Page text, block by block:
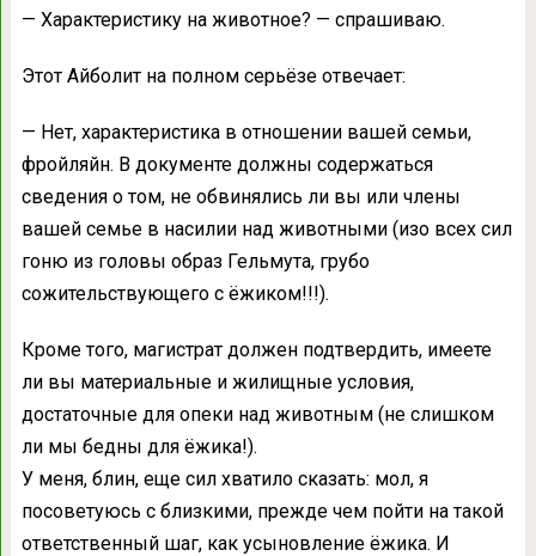
— Характеристику на животное? — спрашиваю.
Этот Айболит на полном серьёзе отвечает:
— Нет, характеристика в отношении вашей семьи,
фройляйн. В документе должны содержаться
сведения о том, не обвинялись ли вы или члены
вашей семье в насилии над животными (изо всех сил
гоню из головы образ Гельмута, грубо
сожительствующего с ёжиком!!!).
Кроме того, магистрат должен подтвердить, имеете
ли вы материальные и жилищные условия,
достаточные для опеки над животным (не слишком
ли мы бедны для ёжика!).
У меня, блин, еще сил хватило сказать: мол, я
посоветуюсь с близкими, прежде чем пойти на такой
ответственный шаг, как усыновление ёжика. И